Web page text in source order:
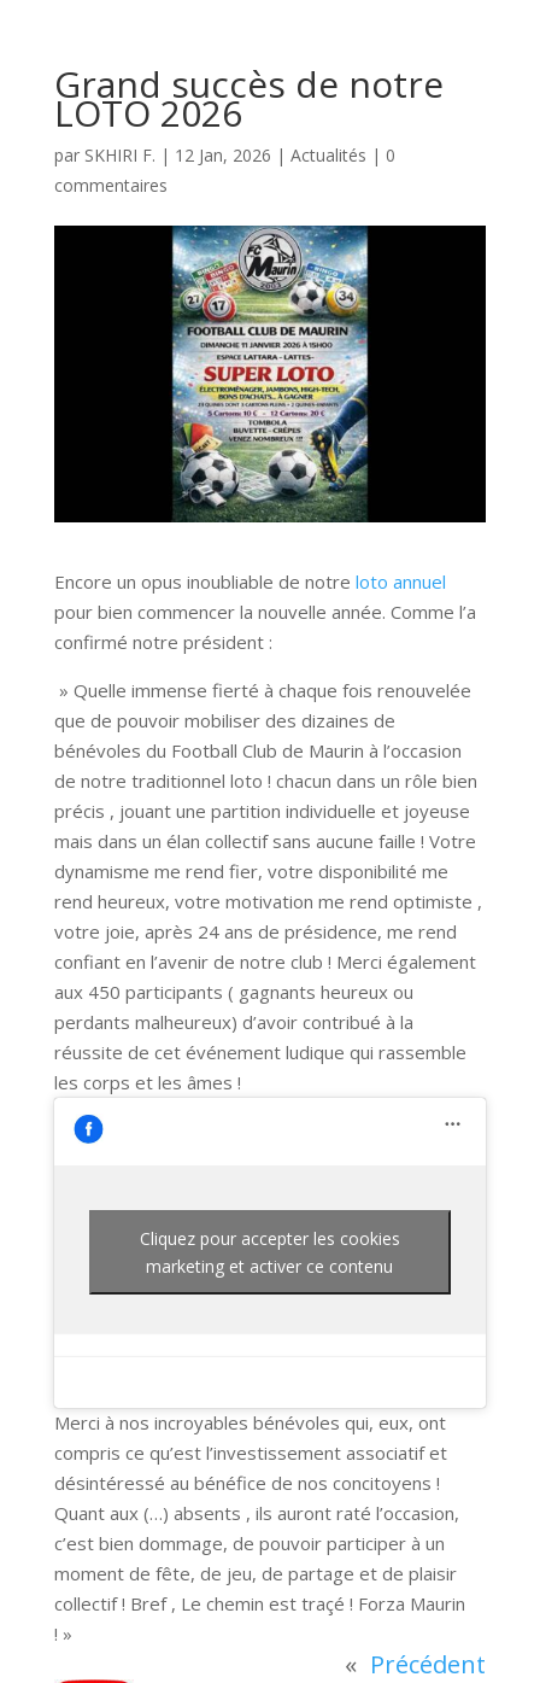
Grand succès de notre
LOTO 2026
par SKHIRI F. | 12 Jan, 2026 | Actualités | 0
commentaires
Encore un opus inoubliable de notre loto annuel
pour bien commencer la nouvelle année. Comme l’a
confirmé notre président :
» Quelle immense fierté à chaque fois renouvelée
que de pouvoir mobiliser des dizaines de
bénévoles du Football Club de Maurin à l’occasion
de notre traditionnel loto ! chacun dans un rôle bien
précis , jouant une partition individuelle et joyeuse
mais dans un élan collectif sans aucune faille ! Votre
dynamisme me rend fier, votre disponibilité me
rend heureux, votre motivation me rend optimiste ,
votre joie, après 24 ans de présidence, me rend
confiant en l’avenir de notre club ! Merci également
aux 450 participants ( gagnants heureux ou
perdants malheureux) d’avoir contribué à la
réussite de cet événement ludique qui rassemble
les corps et les âmes !
Cliquez pour accepter les cookies
marketing et activer ce contenu
Merci à nos incroyables bénévoles qui, eux, ont
compris ce qu’est l’investissement associatif et
désintéressé au bénéfice de nos concitoyens !
Quant aux (…) absents , ils auront raté l’occasion,
c’est bien dommage, de pouvoir participer à un
moment de fête, de jeu, de partage et de plaisir
collectif ! Bref , Le chemin est traçé ! Forza Maurin
! »
« Précédent